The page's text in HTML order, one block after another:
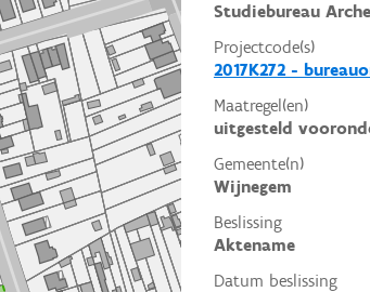
Studiebureau
Projectcode(s)
2017K272 -
Maatregel(en)
uitgesteld
Gemeente(n)
Wijnegem
Beslissing
Aktename
Datum beslissing